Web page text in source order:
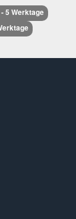
5 Werktage